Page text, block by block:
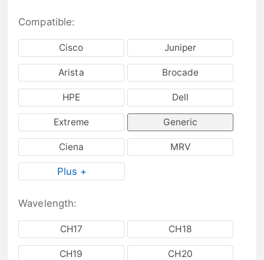
Compatible:
Cisco Juniper
Arista Brocade
HPE Dell
Extreme Generic
Ciena MRV
Plus +
Wavelength:
CH17 CH18
CH19 CH20